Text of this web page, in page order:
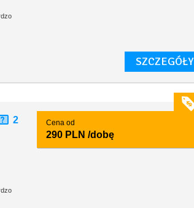
SZCZEGÓŁY
2 Cena od
290 PLN /dobę